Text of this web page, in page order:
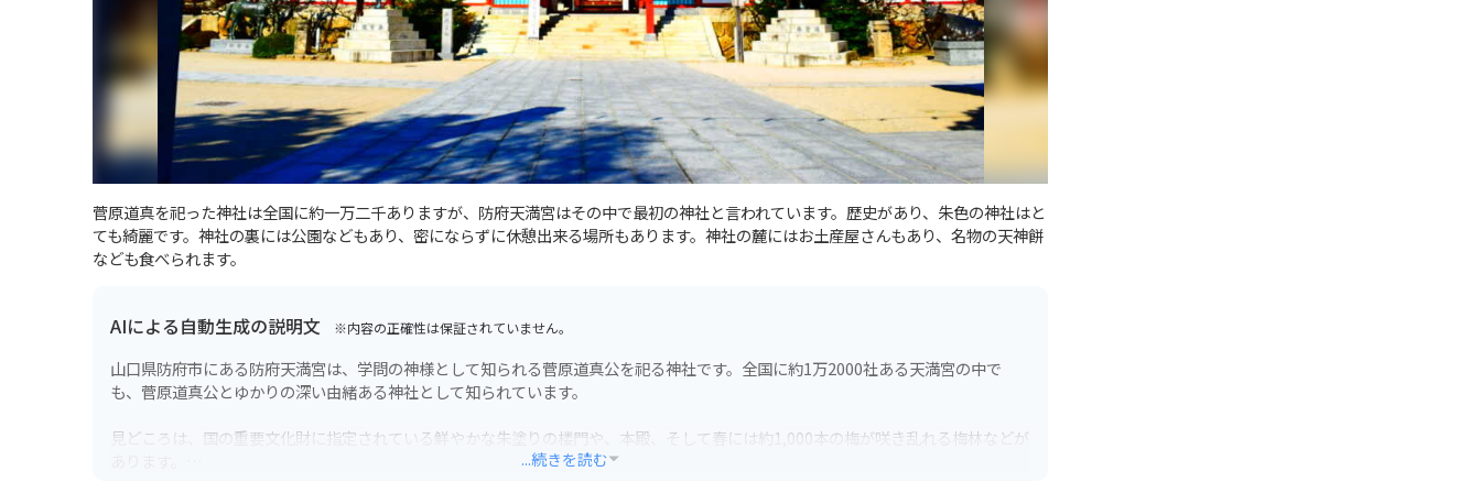
菅原道真を祀った神社は全国に約一万二千ありますが、防府天満宮はその中で最初の神社と言われています。歴史があり、朱色の神社はと
ても綺麗です。神社の裏には公園などもあり、密にならずに休憩出来る場所もあります。神社の麓にはお土産屋さんもあり、名物の天神餅
なども食べられます。
AIによる自動生成の説明文 ※内容の正確性は保証されていません。
山口県防府市にある防府天満宮は、学問の神様として知られる菅原道真公を祀る神社です。全国に約1万2000社ある天満宮の中で
も、菅原道真公とゆかりの深い由緒ある神社として知られています。
見どころは、国の重要文化財に指定されている鮮やかな朱塗りの楼門や、本殿、そして春には約1,000本の梅が咲き乱れる梅林などが
...続きを読む